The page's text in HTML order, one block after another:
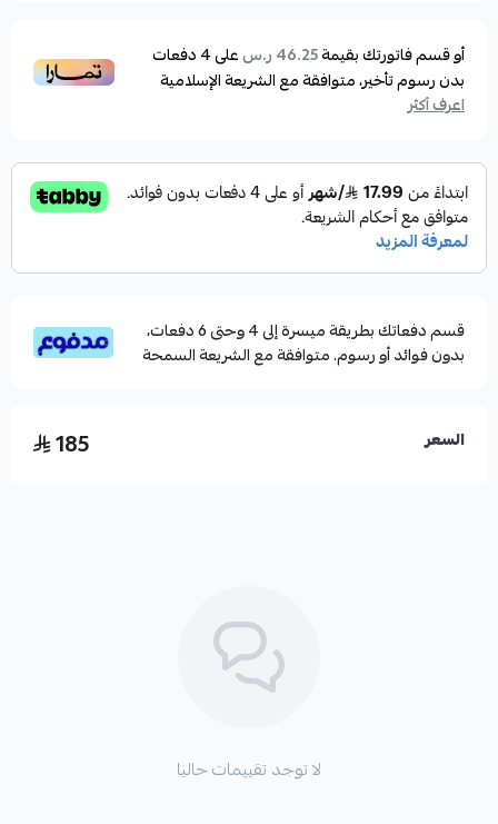
الطول مع العرض مفصل لكى تتناسب مع الجميع وتمنحك
مزيد من الراحة والخصوصية اثناء تغير الملابس
امتصلص الماء والتجفيف
أو قسم فاتورتك بقيمة46.25 ر.س على4دفعات
بدون رسوم تأخير، متوافقة مع الشريعة الإسلامية
اعرف أكثر
قسم دفعاتك بطريقة ميسرة إلى 4 وحتى 6 دفعات،
بدون فوائد أو رسوم. متوافقة مع الشريعة السمحة
السعر 185
لا توجد تقييمات حاليا